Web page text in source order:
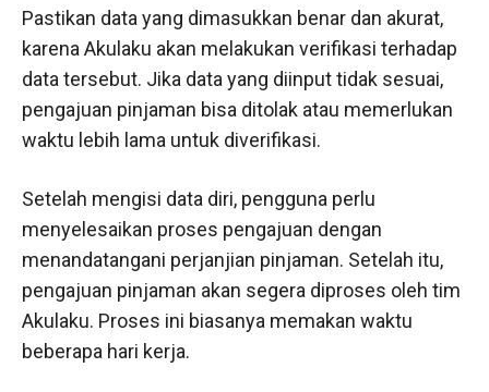
Pastikan data yang dimasukkan benar dan akurat,
karena Akulaku akan melakukan verifikasi terhadap
data tersebut. Jika data yang diinput tidak sesuai,
pengajuan pinjaman bisa ditolak atau memerlukan
waktu lebih lama untuk diverifikasi.
Setelah mengisi data diri, pengguna perlu
menyelesaikan proses pengajuan dengan
menandatangani perjanjian pinjaman. Setelah itu,
pengajuan pinjaman akan segera diproses oleh tim
Akulaku. Proses ini biasanya memakan waktu
beberapa hari kerja.